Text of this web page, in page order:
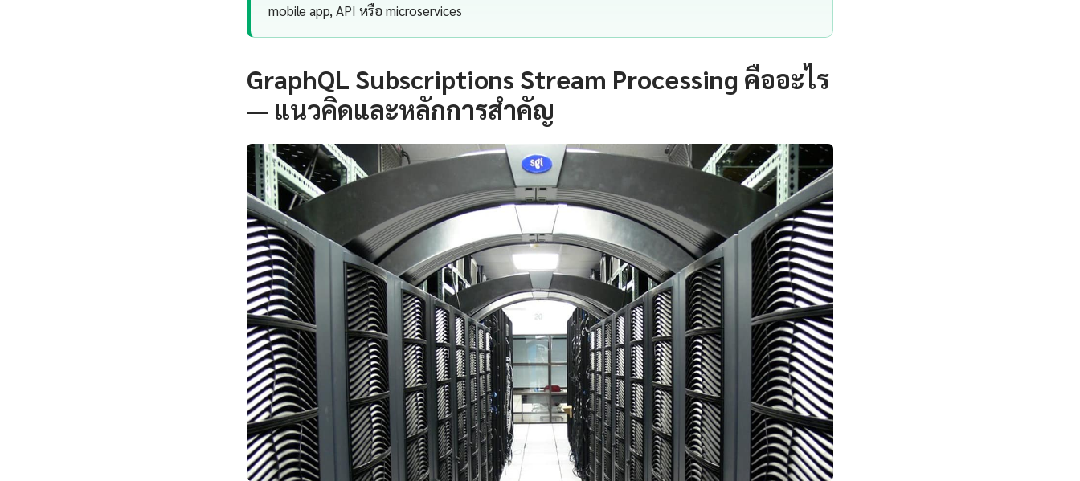
mobile app, API หรือ microservices
GraphQL Subscriptions Stream Processing คืออะไร
— แนวคิดและหลักการสำคัญ